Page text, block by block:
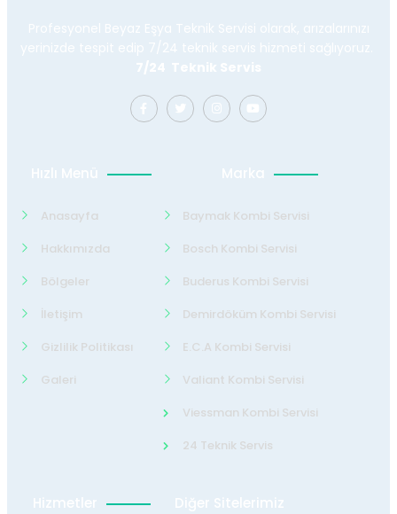
Profesyonel Beyaz Eşya Teknik Servisi olarak, arızalarınızı
yerinizde tespit edip 7/24 teknik servis hizmeti sağlıyoruz.
7/24 Teknik Servis
Hızlı Menü
Anasayfa
Hakkımızda
Bölgeler
İletişim
Gizlilik Politikası
Galeri
Marka
Baymak Kombi Servisi
Bosch Kombi Servisi
Buderus Kombi Servisi
Demirdöküm Kombi Servisi
E.C.A Kombi Servisi
Valiant Kombi Servisi
Viessman Kombi Servisi
24 Teknik Servis
Hizmetler Diğer Sitelerimiz